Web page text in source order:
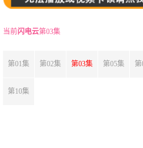
当前闪电云第03集
第01集 第02集 第03集 第05集
第10集